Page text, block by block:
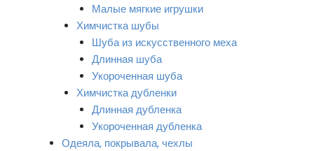
Малые мягкие игрушки
Химчистка шубы
Шуба из искусственного меха
Длинная шуба
Укороченная шуба
Химчистка дубленки
Длинная дубленка
Укороченная дубленка
Одеяла, покрывала, чехлы